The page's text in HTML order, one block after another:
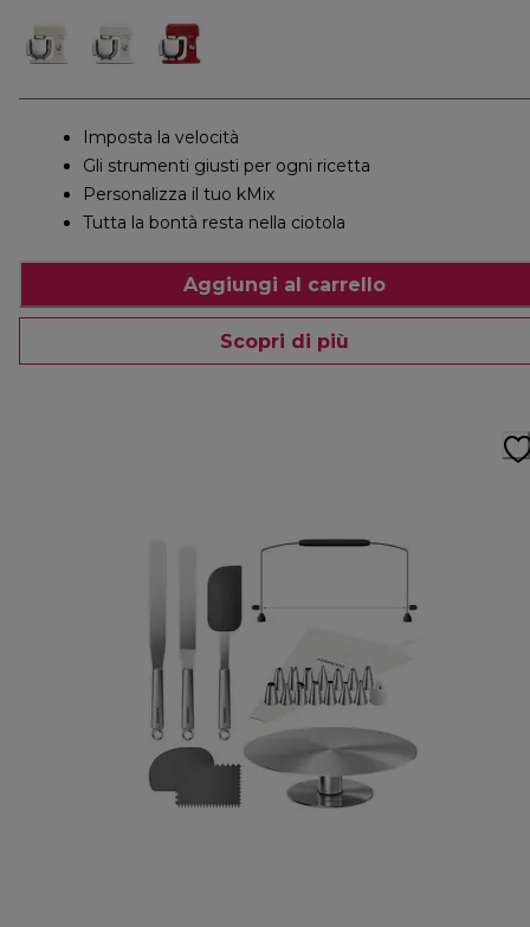
Imposta la velocità
Gli strumenti giusti per ogni ricetta
Personalizza il tuo kMix
Tutta la bontà resta nella ciotola
Aggiungi al carrello
Scopri di più